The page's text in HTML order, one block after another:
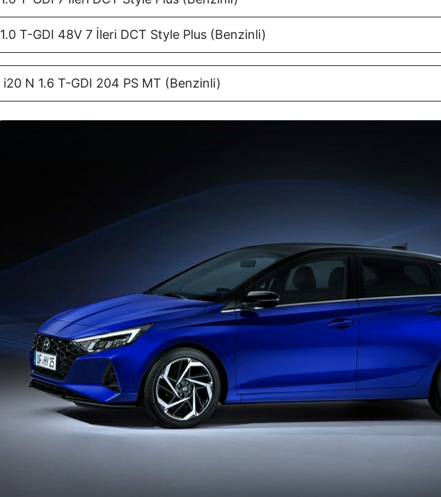
1.0 T-GDI 48V 7 İleri DCT Style Plus (Benzinli)
i20 N 1.6 T-GDI 204 PS MT (Benzinli)